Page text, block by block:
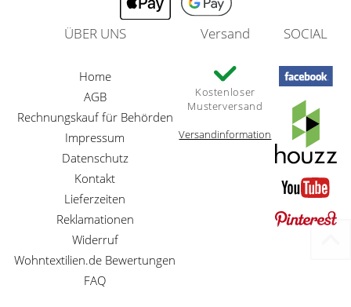
ÜBER UNS
Home
AGB
Rechnungskauf für Behörden
Impressum
Datenschutz
Kontakt
Lieferzeiten
Reklamationen
Widerruf
Wohntextilien.de Bewertungen
FAQ
Versand
Kostenloser
Musterversand
Versandinformation
SOCIAL